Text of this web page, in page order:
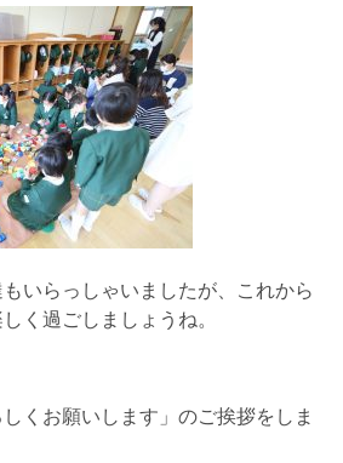
いらっしゃいましたが、これから
く過ごしましょうね。
くお願いします」のご挨拶をしま